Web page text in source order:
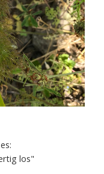
los"